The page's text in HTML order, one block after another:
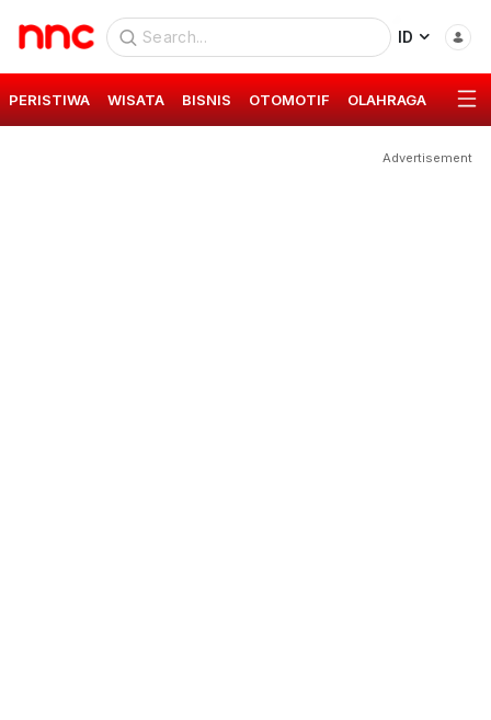
ID
PERISTIWA WISATA BISNIS OTOMOTIF OLAHRAGA GAYA
Advertisement